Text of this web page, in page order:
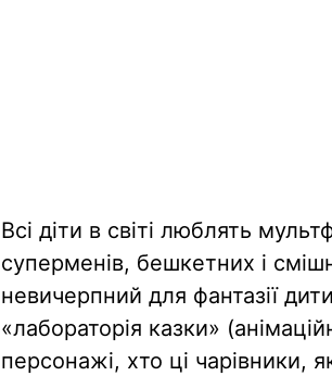
Всі діти в світі люблять
суперменів, бешкетних і
невичерпний для фантазії
«лабораторія казки»
персонажі, хто ці чарівники,